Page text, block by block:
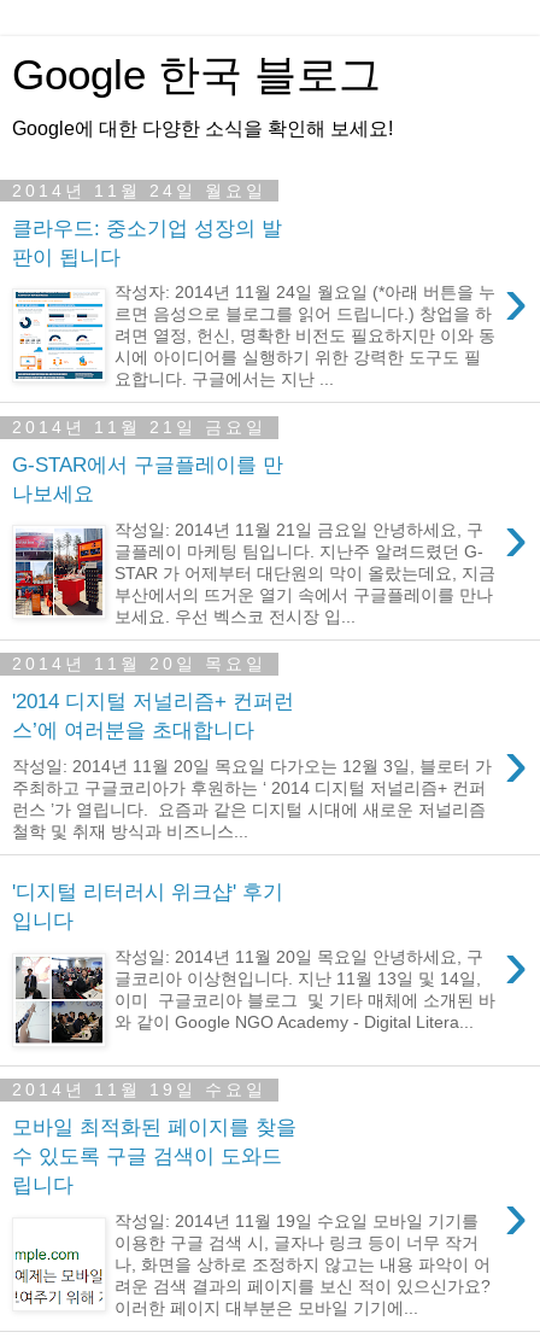
Google 한국 블로그
Google에 대한 다양한 소식을 확인해 보세요!
2014년 11월 24일 월요일
클라우드: 중소기업 성장의 발
판이 됩니다
›
작성자: 2014년 11월 24일 월요일 (*아래 버튼을 누
르면 음성으로 블로그를 읽어 드립니다.) 창업을 하
려면 열정, 헌신, 명확한 비전도 필요하지만 이와 동
시에 아이디어를 실행하기 위한 강력한 도구도 필
요합니다. 구글에서는 지난 ...
2014년 11월 21일 금요일
G-STAR에서 구글플레이를 만
나보세요
›
작성일: 2014년 11월 21일 금요일 안녕하세요, 구
글플레이 마케팅 팀입니다. 지난주 알려드렸던 G-
STAR 가 어제부터 대단원의 막이 올랐는데요, 지금
부산에서의 뜨거운 열기 속에서 구글플레이를 만나
보세요. 우선 벡스코 전시장 입...
2014년 11월 20일 목요일
'2014 디지털 저널리즘+ 컨퍼런
스’에 여러분을 초대합니다
›
작성일: 2014년 11월 20일 목요일 다가오는 12월 3일, 블로터 가
주최하고 구글코리아가 후원하는 ‘ 2014 디지털 저널리즘+ 컨퍼
런스 ’가 열립니다. 요즘과 같은 디지털 시대에 새로운 저널리즘
철학 및 취재 방식과 비즈니스...
'디지털 리터러시 위크샵' 후기
입니다
›
작성일: 2014년 11월 20일 목요일 안녕하세요, 구
글코리아 이상현입니다. 지난 11월 13일 및 14일,
이미 구글코리아 블로그 및 기타 매체에 소개된 바
와 같이 Google NGO Academy - Digital Litera...
2014년 11월 19일 수요일
모바일 최적화된 페이지를 찾을
수 있도록 구글 검색이 도와드
립니다
›
작성일: 2014년 11월 19일 수요일 모바일 기기를
이용한 구글 검색 시, 글자나 링크 등이 너무 작거
나, 화면을 상하로 조정하지 않고는 내용 파악이 어
려운 검색 결과의 페이지를 보신 적이 있으신가요?
이러한 페이지 대부분은 모바일 기기에...